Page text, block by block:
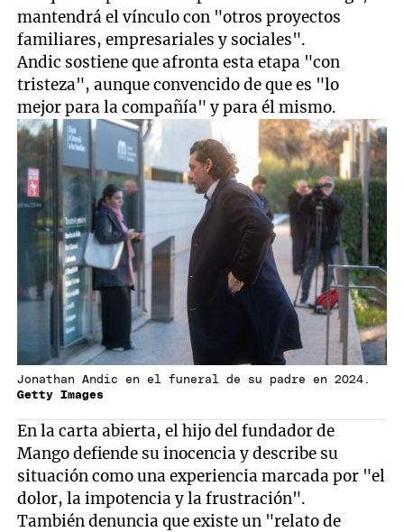
mantendrá el vínculo con "otros proyectos
familiares, empresariales y sociales".
Andic sostiene que afronta esta etapa "con
tristeza", aunque convencido de que es "lo
mejor para la compañía" y para él mismo.
Getty Images
Jonathan Andic en el funeral de su padre en 2024.
En la carta abierta, el hijo del fundador de
Mango defiende su inocencia y describe su
situación como una experiencia marcada por "el
dolor, la impotencia y la frustración".
También denuncia que existe un "relato de